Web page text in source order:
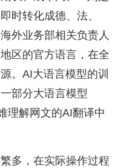
时转化成德、法、
外业务部相关负责人
区的官方语言，在全
。AI大语言模型的训
部分大语言模型
理解网文的AI翻译中
多，在实际操作过程